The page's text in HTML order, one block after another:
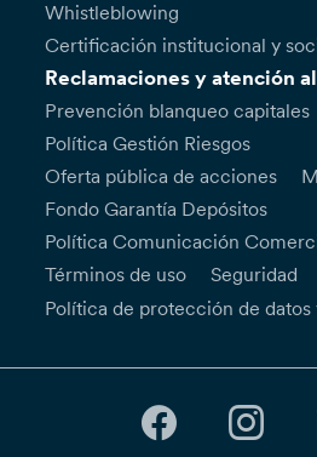
Whistleblowing
Certificación institucional y
Reclamaciones y atención
Prevención blanqueo capitales
Política Gestión Riesgos
Oferta pública de acciones
Fondo Garantía Depósitos
Política Comunicación
Términos de uso
Seguridad
Política de protección de datos